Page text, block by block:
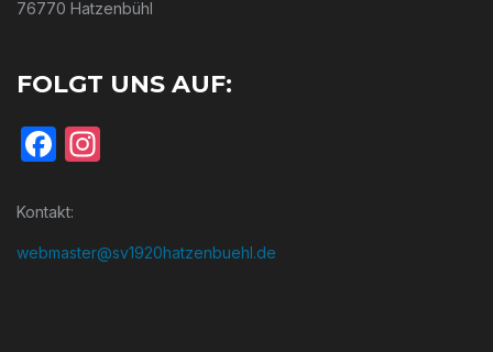
76770 Hatzenbühl
FOLGT UNS AUF:
Facebook
Kontakt:
webmaster@sv1920hatzenbuehl.de